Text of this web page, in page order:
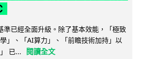
準已經全面升級。除了基本效能，「極致
」、「AI算力」、「前瞻技術加持」以
已...
閱讀全文